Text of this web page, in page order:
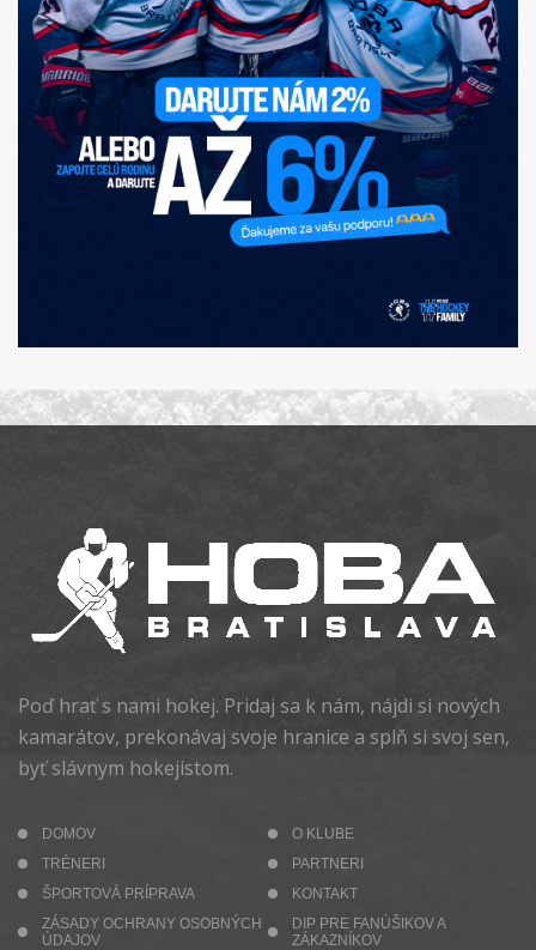
Poď hrať s nami hokej. Pridaj sa k nám, nájdi si nových
kamarátov, prekonávaj svoje hranice a splň si svoj sen,
byť slávnym hokejistom.
DOMOV
O KLUBE
TRÉNERI
PARTNERI
ŠPORTOVÁ PRÍPRAVA
KONTAKT
ZÁSADY OCHRANY OSOBNÝCH
ÚDAJOV
DIP PRE FANÚŠIKOV A
ZÁKAZNÍKOV